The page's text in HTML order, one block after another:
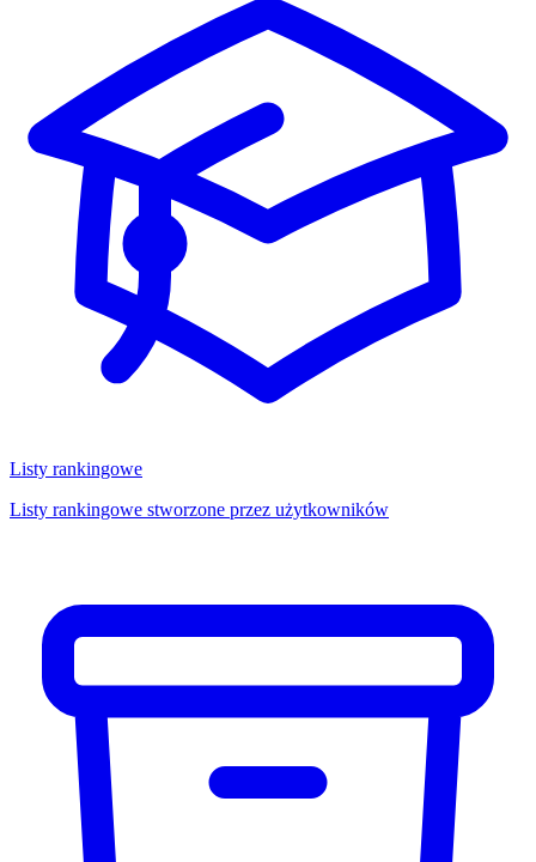
Listy rankingowe
Listy rankingowe stworzone przez użytkowników